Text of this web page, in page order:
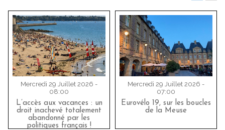
Mercredi 29 Juillet 2026 -
08:00
L’accès aux vacances : un
droit inachevé totalement
abandonné par les
politiques français !
Mercredi 29 Juillet 2026 -
07:00
Eurovélo 19, sur les boucles
de la Meuse